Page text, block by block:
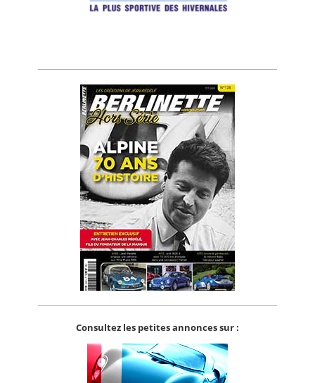
Consultez les petites annonces sur :